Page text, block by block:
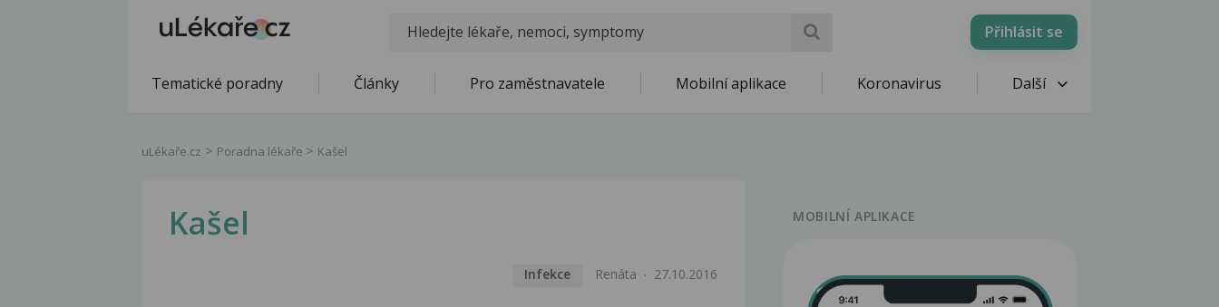
Přihlásit se
Tematické poradny Články Pro zaměstnavatele Mobilní aplikace Koronavirus Další
uLékaře.cz Poradna lékaře Kašel
Kašel
Infekce Renáta 27.10.2016
MOBILNÍ APLIKACE